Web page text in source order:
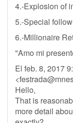
4.-Explosion of
5.-Special
6.-Millionaire
"Amo mi
El feb. 8, 2017
<
Hello,
That is
more detail